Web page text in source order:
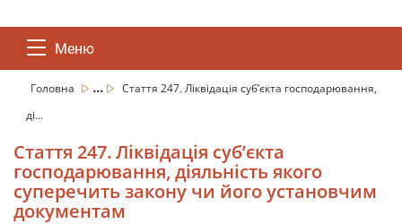
Меню
Головна ...
Стаття 247. Ліквідація суб’єкта господарювання,
ді...
Стаття 247. Ліквідація суб’єкта
господарювання, діяльність якого
суперечить закону чи його установчим
документам